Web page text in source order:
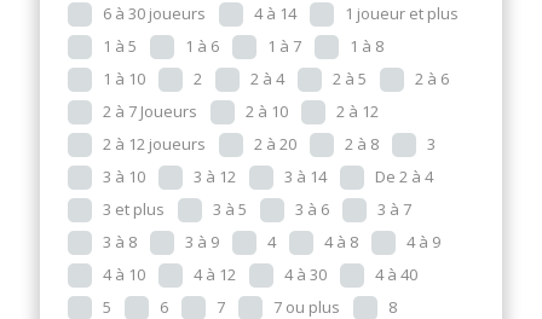
6 à 30 joueurs
4 à 14
1 joueur et plus
1 à 5
1 à 6 1 à 7
1 à 8
1 à 10
2 2 à 4 2 à 5
2 à 6
2 à 7 Joueurs
2 à 10
2 à 12
2 à 12 joueurs
2 à 20 2 à 8
3
3 à 10
3 à 12 3 à 14
De 2 à 4
3 et plus
3 à 5 3 à 6
3 à 7
3 à 8
3 à 9 4 4 à 8
4 à 9
4 à 10
4 à 12 4 à 30
4 à 40
5
6 7 7 ou plus 8